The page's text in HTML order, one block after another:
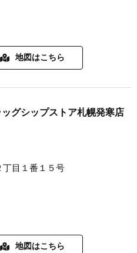
地図はこちら
グシップストア札幌発寒店
目１番１５号
地図はこちら